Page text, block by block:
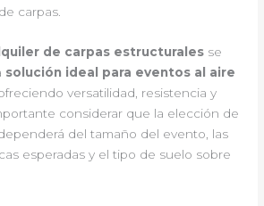
carpas.
de carpas estructurales se
solución ideal para eventos al aire
versatilidad, resistencia y
considerar que la elección de
del tamaño del evento, las
esperadas y el tipo de suelo sobre